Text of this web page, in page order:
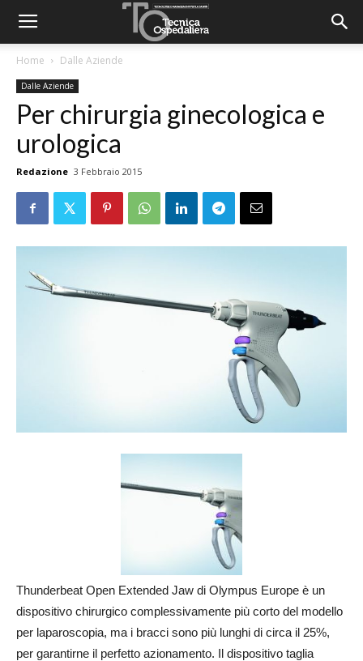
Home Dalle Aziende
Dalle Aziende
Per chirurgia ginecologica e
urologica
Redazione 3 Febbraio 2015
Thunderbeat Open Extended Jaw di Olympus Europe è un
dispositivo chirurgico complessivamente più corto del modello
per laparoscopia, ma i bracci sono più lunghi di circa il 25%,
per garantirne il perfetto azionamento. Il dispositivo taglia